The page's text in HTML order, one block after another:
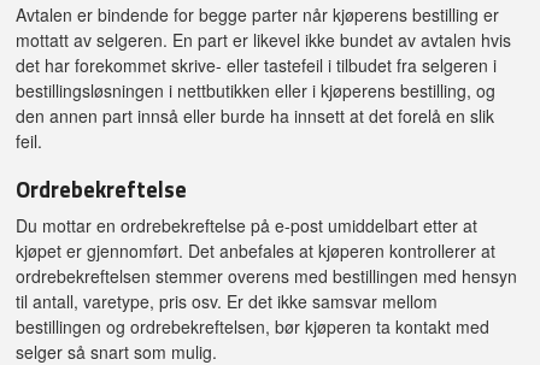
Avtalen er bindende for begge parter når kjøperens bestilling er
mottatt av selgeren. En part er likevel ikke bundet av avtalen hvis
det har forekommet skrive- eller tastefeil i tilbudet fra selgeren i
bestillingsløsningen i nettbutikken eller i kjøperens bestilling, og
den annen part innså eller burde ha innsett at det forelå en slik
feil.
Ordrebekreftelse
Du mottar en ordrebekreftelse på e-post umiddelbart etter at
kjøpet er gjennomført. Det anbefales at kjøperen kontrollerer at
ordrebekreftelsen stemmer overens med bestillingen med hensyn
til antall, varetype, pris osv. Er det ikke samsvar mellom
bestillingen og ordrebekreftelsen, bør kjøperen ta kontakt med
selger så snart som mulig.